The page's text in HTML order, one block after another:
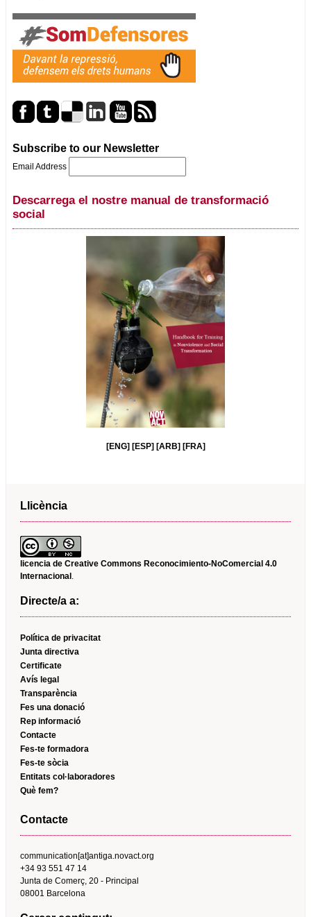
Subscribe to our Newsletter
Email Address
Descarrega el nostre manual de transformació
social
[ENG] [ESP] [ARB] [FRA]
Llicència
licencia de Creative Commons Reconocimiento-NoComercial 4.0
Internacional .
Directe/a a:
Política de privacitat
Junta directiva
Certificate
Avís legal
Transparència
Fes una donació
Rep informació
Contacte
Fes-te formadora
Fes-te sòcia
Entitats col·laboradores
Què fem?
Contacte
communication[at]antiga.novact.org
+34 93 551 47 14
Junta de Comerç, 20 - Principal
08001 Barcelona